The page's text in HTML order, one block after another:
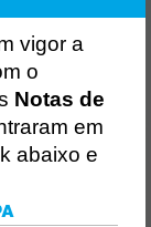
NOTA FISCAL
NACIONAL
vigor a
o
Notas de
em
abaixo e